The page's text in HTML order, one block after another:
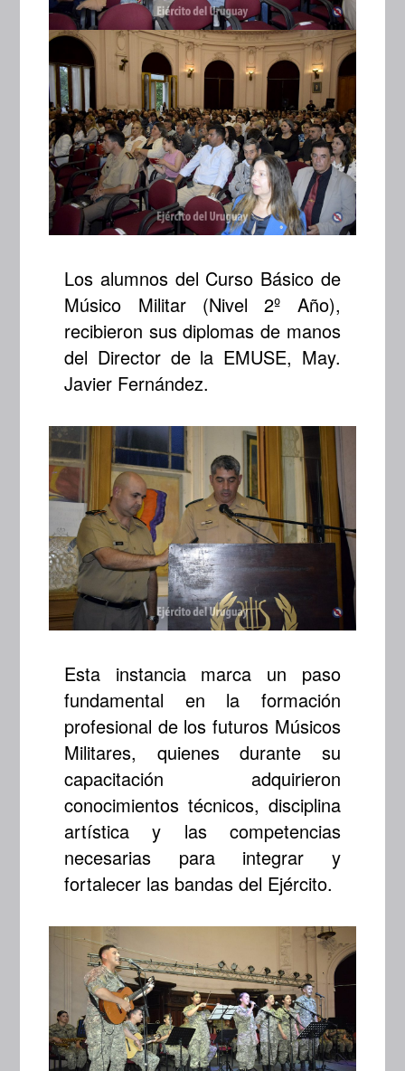
Los alumnos del Curso Básico de
Músico Militar (Nivel 2º Año),
recibieron sus diplomas de manos
del Director de la EMUSE, May.
Javier Fernández.
Esta instancia marca un paso
fundamental en la formación
profesional de los futuros Músicos
Militares, quienes durante su
capacitación adquirieron
conocimientos técnicos, disciplina
artística y las competencias
necesarias para integrar y
fortalecer las bandas del Ejército.